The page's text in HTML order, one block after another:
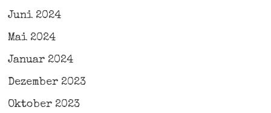
Juni 2024
Mai 2024
Januar 2024
Dezember 2023
Oktober 2023